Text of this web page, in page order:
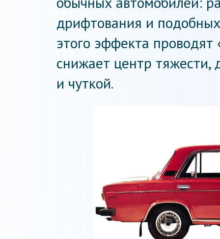
дрифтования и
этого эффекта проводят
снижает центр
и чуткой.